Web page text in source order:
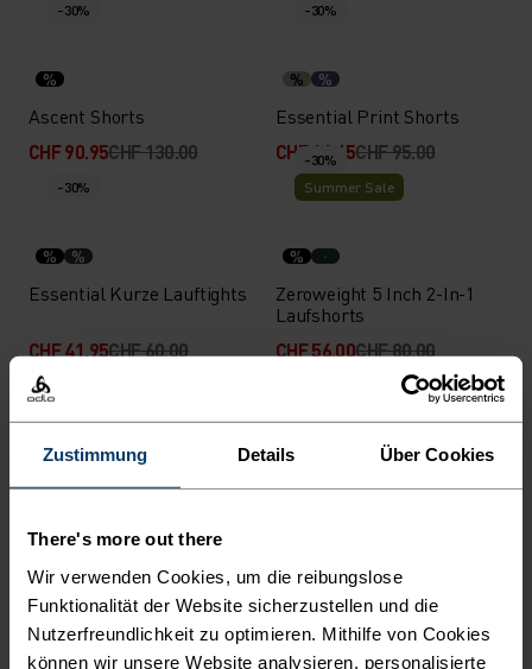
Zustimmung Details Über Cookies
There's more out there
Wir verwenden Cookies, um die reibungslose
Funktionalität der Website sicherzustellen und die
Nutzerfreundlichkeit zu optimieren. Mithilfe von Cookies
können wir unsere Website analysieren, personalisierte
-30%
%
Ascent Shorts
CHF 90.95CHF 130.00
-30%
% %
Essential Print Shorts
CHF 66.45CHF 95.00
-30%
% %
Essential Kurze Lauftights
CHF 41.95CHF 60.00
-30%
Summer Sale
%
Zeroweight 5 Inch 2-In-1
Laufshorts
CHF 56.00CHF 80.00
% % % %
Essential 6 Inch Laufshorts
CHF 27.95CHF 40.00
%
Essential 6 Inch 2-In-1
-30%
%
Chill-Tec
%